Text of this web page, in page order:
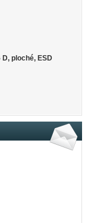
ploché, ESD